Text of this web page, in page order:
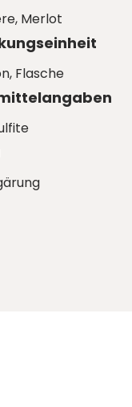
, Merlot
, Flasche